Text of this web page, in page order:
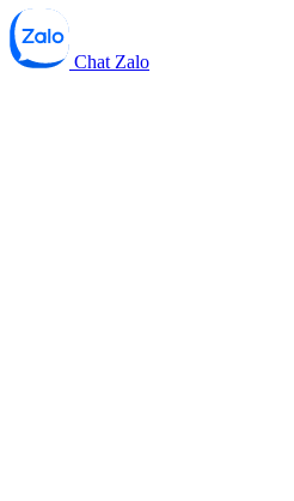
Chat Zalo